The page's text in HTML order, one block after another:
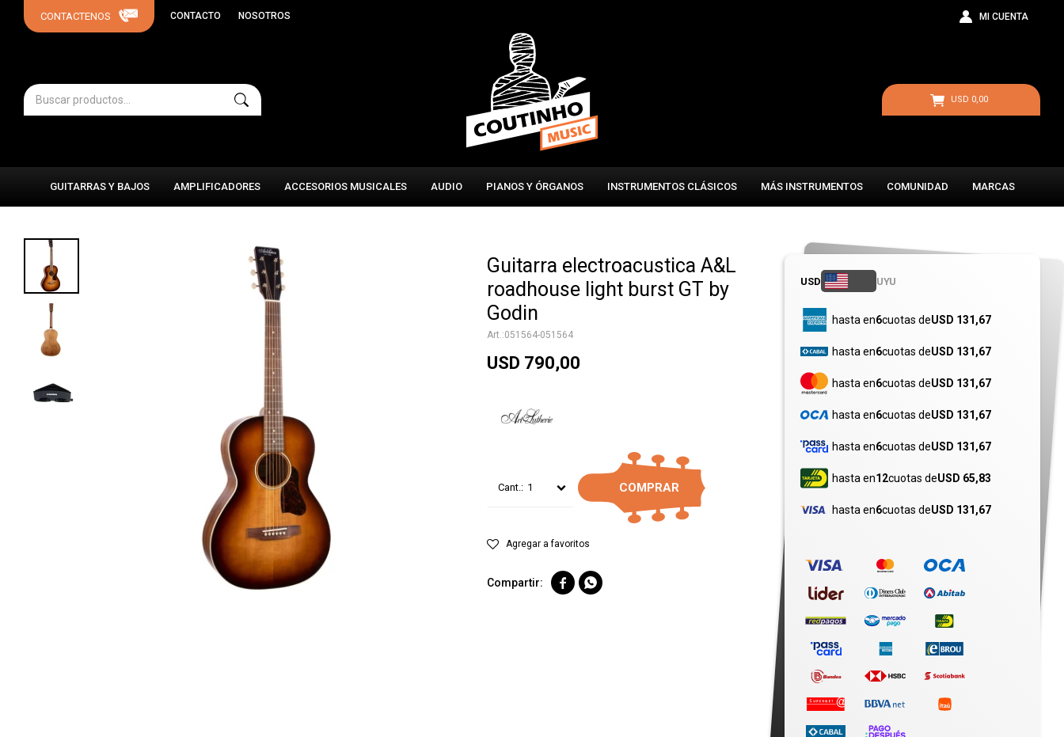
GUITARRAS Y BAJOS AMPLIFICADORES ACCESORIOS MUSICALES AUDIO PIANOS Y ÓRGANOS INSTRUMENTOS CLÁSICOS MÁS INSTRUMENTOS COMUNIDAD MARCAS
USD 0,00
CONTACTO NOSOTROS
Guitarra electroacustica A&L
roadhouse light burst GT by
Godin
051564-051564
USD 790,00
1 COMPRAR
 
USD UYU
hasta en6cuotas deUSD 131,67
hasta en6cuotas deUSD 131,67
hasta en6cuotas deUSD 131,67
hasta en6cuotas deUSD 131,67
hasta en6cuotas deUSD 131,67
hasta en12cuotas deUSD 65,83
hasta en6cuotas deUSD 131,67